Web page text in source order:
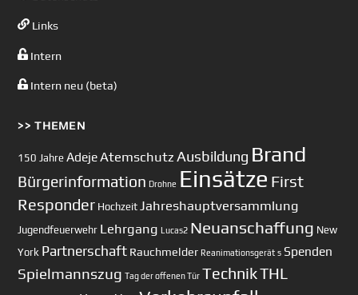
Links
Intern
Intern neu (beta)
>> THEMEN
150 Jahre AdejeAtemschutz Ausbildung Brand
Bürgerinformation Drohne Einsätze First
Responder Hochzeit Jahreshauptversammlung
Jugendfeuerwehr Lehrgang Lucas2 Neuanschaffung New
York Partnerschaft Rauchmelder Reanimationsgerät s Spenden
Spielmannszug Tag der offenen Tür TechnikTHL